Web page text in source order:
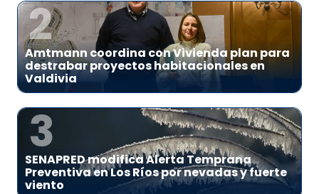
2
Amtmann coordina con Vivienda plan para
destrabar proyectos habitacionales en
Valdivia
3
SENAPRED modifica Alerta Temprana
Preventiva en Los Ríos por nevadas y fuerte
viento